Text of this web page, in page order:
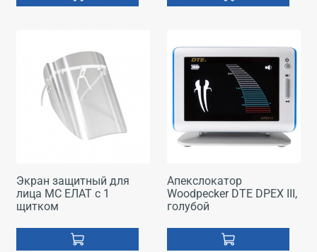
Экран защитный для
лица МС ЕЛАТ с 1
щитком
Апекслокатор
Woodpecker DTE DPEX III,
голубой